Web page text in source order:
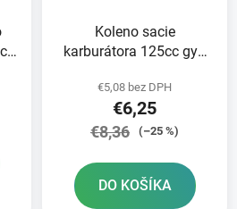
Koleno sacie
karburátora 125cc gy6
€5,08 bez DPH
€6,25
€8,36 (–25 %)
DO KOŠÍKA